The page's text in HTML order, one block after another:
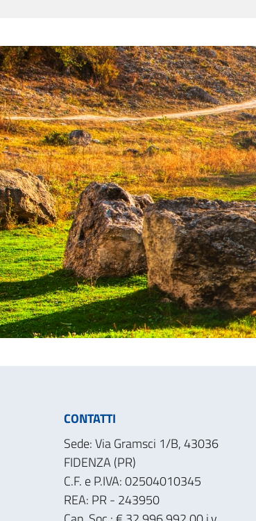
CONTATTI
Sede: Via Gramsci 1/B, 43036
FIDENZA (PR)
C.F. e P.IVA: 02504010345
REA: PR - 243950